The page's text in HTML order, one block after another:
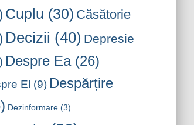
Cuplu (30) Căsătorie
Decizii (40) Depresie
Despre Ea(26)
El (9) Despărțire
Dezinformare(3)